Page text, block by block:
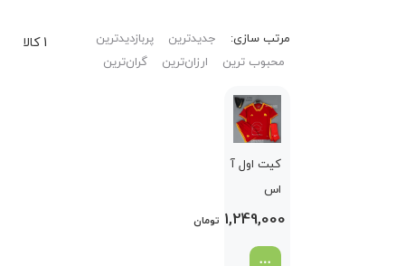
1 کالا مرتب‌ سازی: جدیدترین
پربازدیدترین
محبوب ترین
ارزان‌ترین گران‌ترین
کیت اول آ
اس
رم 2024
1,249,000 تومان